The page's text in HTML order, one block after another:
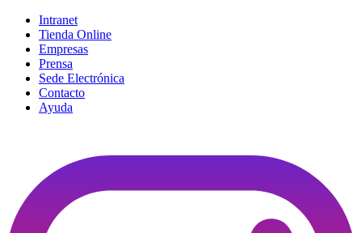
Intranet
Tienda Online
Empresas
Prensa
Sede Electrónica
Contacto
Ayuda